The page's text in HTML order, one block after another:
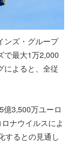
ンズ・グループ
で最大1万2,000
によると、全従
3,500万ユーロ
ナウイルスによ
するとの見通し